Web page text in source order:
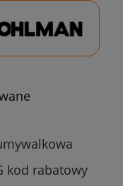
kod rabatowy